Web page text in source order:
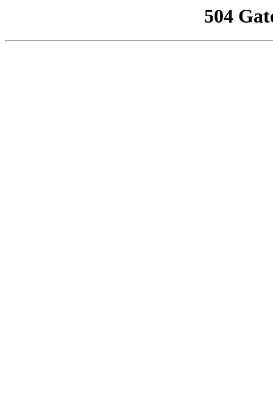
504